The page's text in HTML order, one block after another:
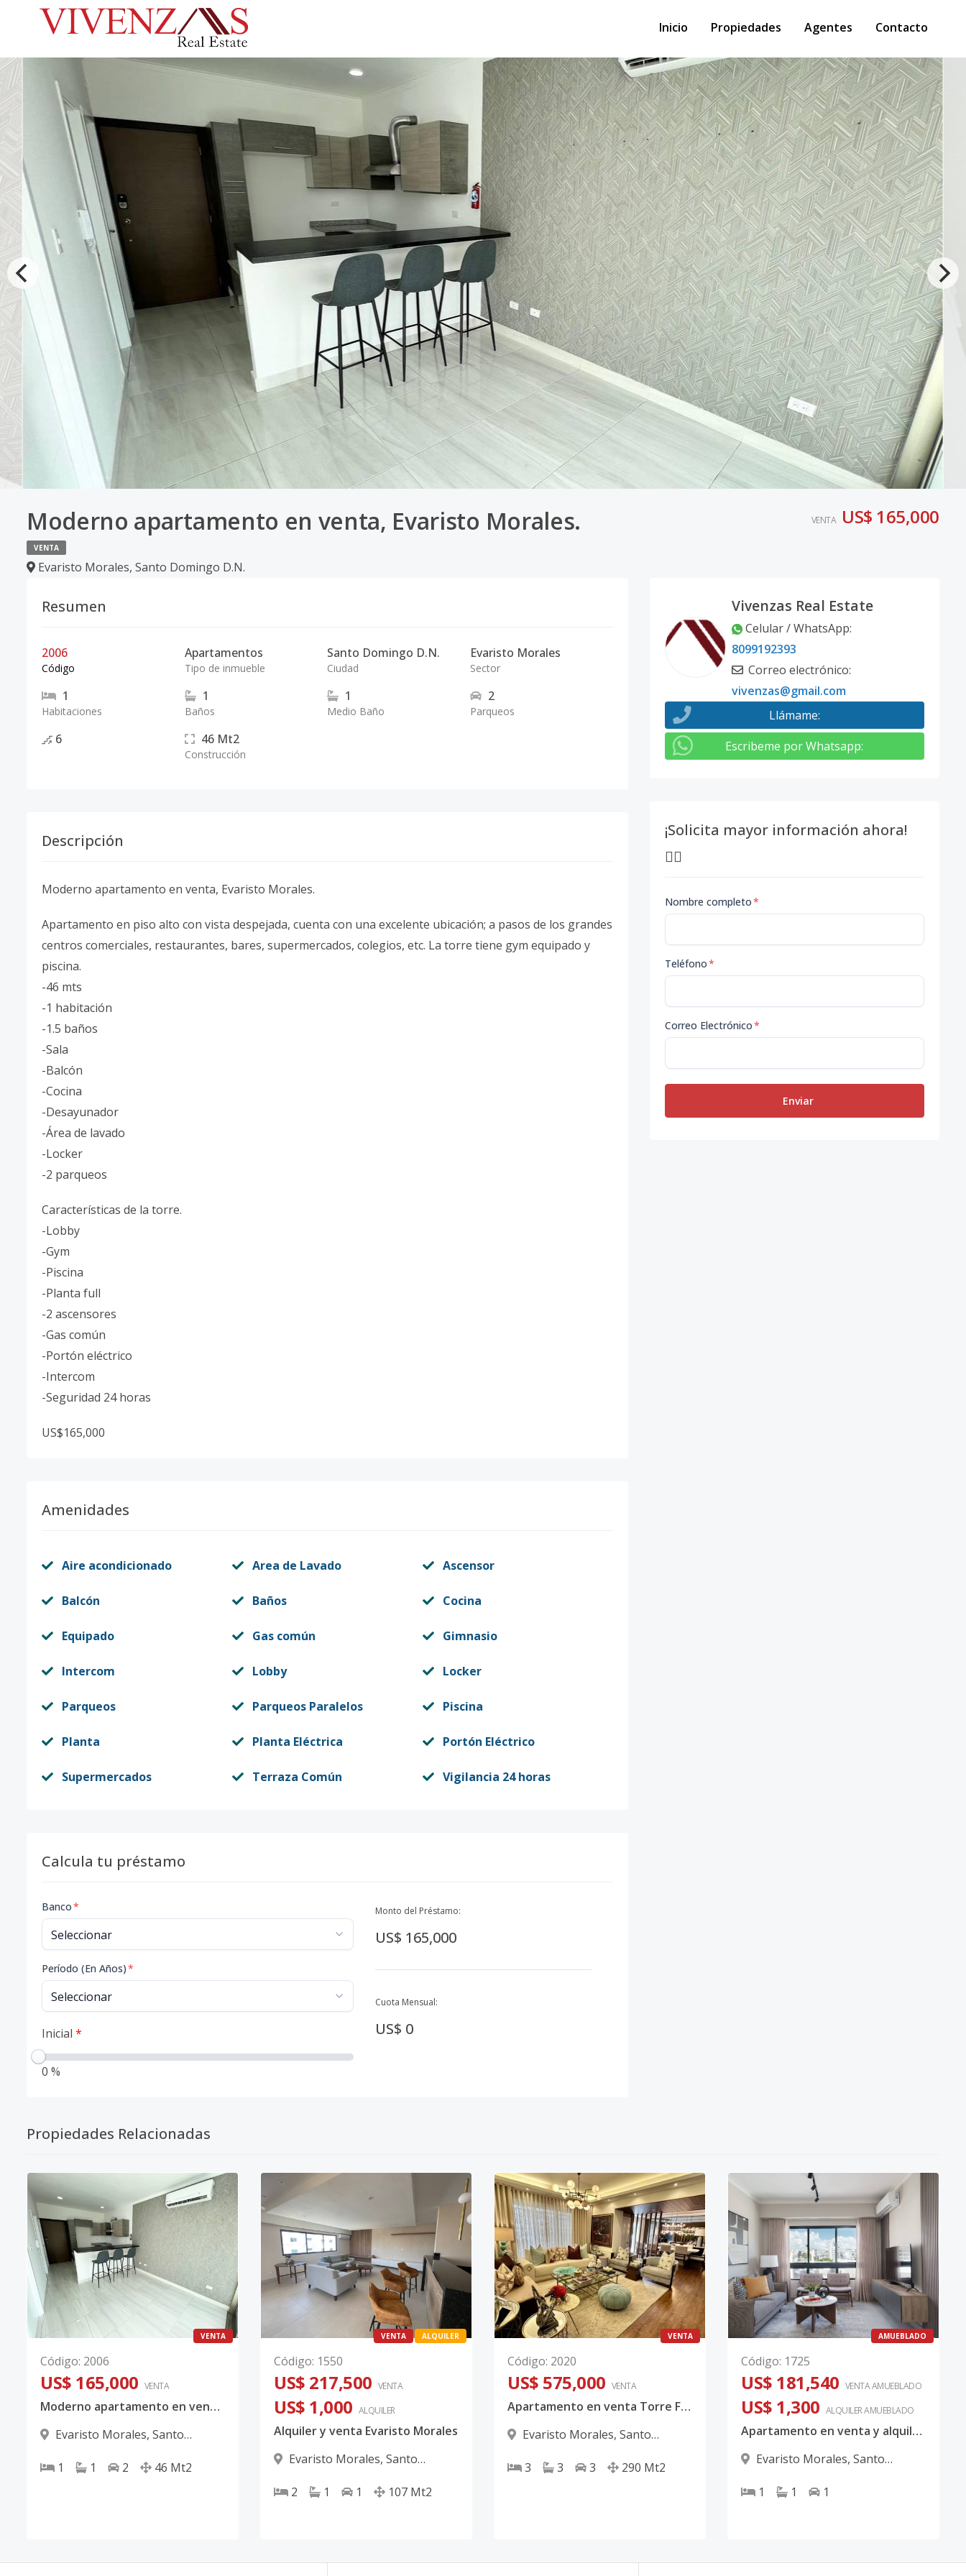
Inicio Propiedades Agentes Contacto
Moderno apartamento en venta, Evaristo Morales.
VENTA
Evaristo Morales, Santo Domingo D.N.
VENTA US$ 165,000
Resumen
2006
Código
Apartamentos
Tipo de inmueble
Santo Domingo D.N.
Ciudad
Evaristo Morales
Sector
1
Habitaciones
1
Baños
1
Medio Baño
2
Parqueos
6 46 Mt2
Construcción
Descripción
Moderno apartamento en venta, Evaristo Morales.
Apartamento en piso alto con vista despejada, cuenta con una excelente ubicación; a pasos de los grandes
centros comerciales, restaurantes, bares, supermercados, colegios, etc. La torre tiene gym equipado y
piscina.
-46 mts
-1 habitación
-1.5 baños
-Sala
-Balcón
-Cocina
-Desayunador
-Área de lavado
-Locker
-2 parqueos
Características de la torre.
-Lobby
-Gym
-Piscina
-Planta full
-2 ascensores
-Gas común
-Portón eléctrico
-Intercom
-Seguridad 24 horas
US$165,000
Amenidades
Aire acondicionado Area de Lavado Ascensor
Balcón Baños Cocina
Equipado Gas común Gimnasio
Intercom Lobby Locker
Parqueos Parqueos Paralelos Piscina
Planta Planta Eléctrica Portón Eléctrico
Supermercados Terraza Común Vigilancia 24 horas
Calcula tu préstamo
Banco*
Período (En Años)*
Inicial *
0 %
Monto del Préstamo:
US$ 165,000
Cuota Mensual:
US$ 0
Vivenzas Real Estate
Celular / WhatsApp:
8099192393
Correo electrónico:
vivenzas@gmail.com
Llámame:
Escribeme por Whatsapp:
¡Solicita mayor información ahora!
👇🏽
Nombre completo*
Teléfono*
Correo Electrónico*
Enviar
Propiedades Relacionadas
VENTA
Código: 2006
US$ 165,000 VENTA
Moderno apartamento en venta, Evaristo Morales.
Evaristo Morales, Santo
1
1 2 46 Mt2
VENTA ALQUILER
Código: 1550
US$ 217,500 VENTA
US$ 1,000 ALQUILER
Alquiler y venta Evaristo Morales
Evaristo Morales, Santo
2
1 1 107 Mt2
VENTA
Código: 2020
US$ 575,000 VENTA
Apartamento en venta Torre Familiar, Evaristo Morales
Evaristo Morales, Santo
3
3 3 290 Mt2
AMUEBLADO
Código: 1725
US$ 181,540 VENTA AMUEBLADO
US$ 1,300 ALQUILERAMUEBLADO
Apartamento en venta y alquiler en Evaristo Morales
Evaristo Morales, Santo
1
1 1